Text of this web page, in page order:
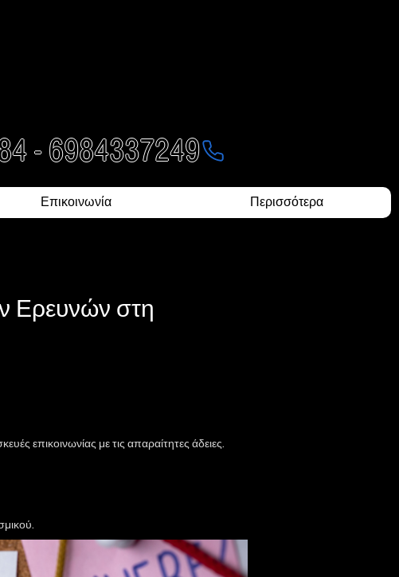
- 6984337249
Επικοινωνία Περισσότερα
Ερευνών στη
επικοινωνίας με τις απαραίτητες άδειες.